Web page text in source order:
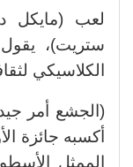
لعب (مايكل
ستريت)،
الكلاسيكي
(الجشع أمر
الممثل